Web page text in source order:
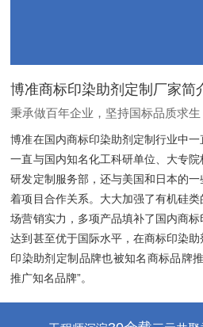
博准商标印染助剂定制厂家简
秉承做百年企业，坚持国标品质求
博准在国内商标印染助剂定制行业中
一直与国内知名化工科研单位、大专
研发定制服务部，还与美国和日本的
着项目合作关系。大大加强了有机硅
场营销实力，多项产品填补了国内商
达到甚至优于国际水平，在商标印染助
印染助剂定制品牌也被知名商标品牌
推广知名品牌”。